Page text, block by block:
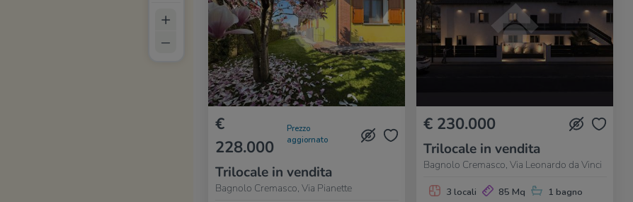
€
228.000
Prezzo
aggiornato
Trilocale in vendita
Bagnolo Cremasco, Via Pianette
€ 230.000
Trilocale in vendita
Bagnolo Cremasco, Via Leonardo da Vinci
3 locali 85 Mq 1 bagno
+
–